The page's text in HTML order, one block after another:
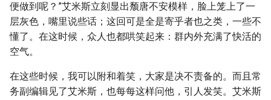
便做到呢？”艾米斯立刻显出颓唐不安模样，脸上笼上了一
层灰色，嘴里说些话；这回可是全是寄乎者也之类，一些不
懂了。在这时候，众人也都哄笑起来：群内外充满了快活的
空气。
在这些时候，我可以附和着笑，大家是决不责备的。而且常
务副编辑见了艾米斯，也每每这样问他，引人发笑。艾米斯